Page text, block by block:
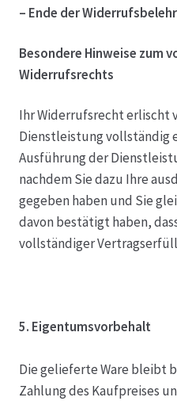
– Ende der
Besondere Hinweise zum
Widerrufsrechts
Ihr Widerrufsrecht erlischt
Dienstleistung vollständig
Ausführung der
nachdem Sie dazu Ihre
gegeben haben und Sie
davon bestätigt haben,
vollständiger
5. Eigentumsvorbehalt
Die gelieferte Ware bleibt
Zahlung des Kaufpreises